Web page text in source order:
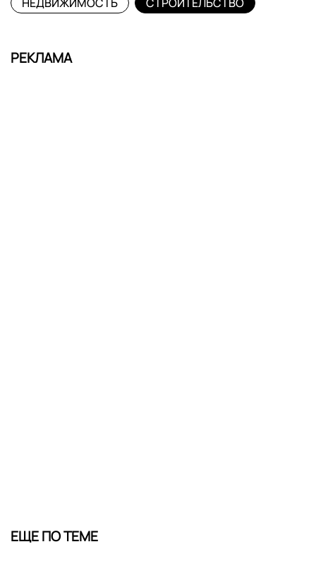
РЕКЛАМА
ЕЩЕ ПО ТЕМЕ